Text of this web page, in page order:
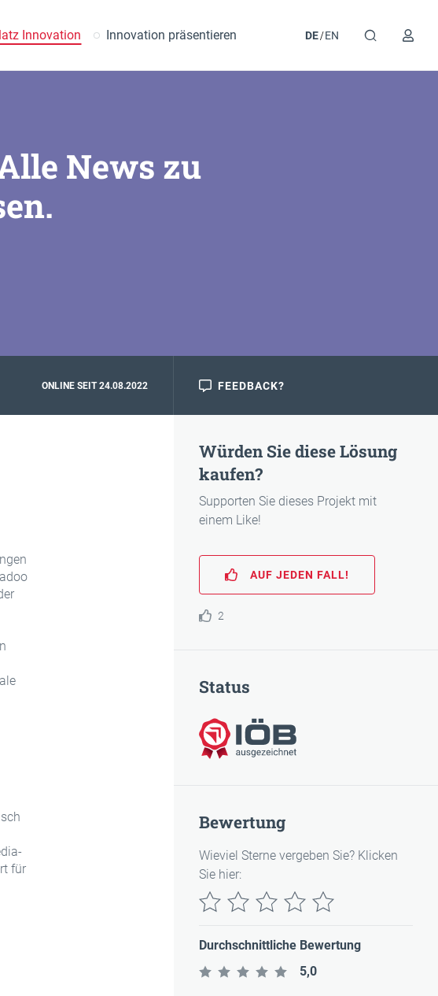
Innovation Innovation präsentieren DE EN
News zu
ONLINE SEIT 24.08.2022 FEEDBACK?
für
Würden Sie diese Lösung
kaufen?
Supporten Sie dieses Projekt mit
einem Like!
AUF JEDEN FALL!
2
Status
IÖB-ausgezeichnet
Bewertung
Wieviel Sterne vergeben Sie? Klicken
Sie hier:
Durchschnittliche Bewertung
5,0